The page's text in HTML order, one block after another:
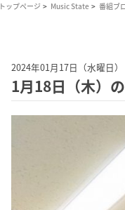
トップページ Music State 番組ブ
2024年01月17日（水曜日）
1月18日（木）